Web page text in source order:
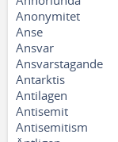
Anonymitet
Anse
Ansvar
Ansvarstagande
Antarktis
Antilagen
Antisemit
Antisemitism